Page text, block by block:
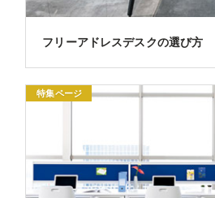
フリーアドレスデスクの選び方
特集ページ